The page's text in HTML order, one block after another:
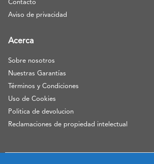
Contacto
Aviso de privacidad
Acerca
Sobre nosotros
Nuestras Garantías
Términos y Condiciones
Uso de Cookies
Politica de devolucion
Reclamaciones de propiedad intelectual